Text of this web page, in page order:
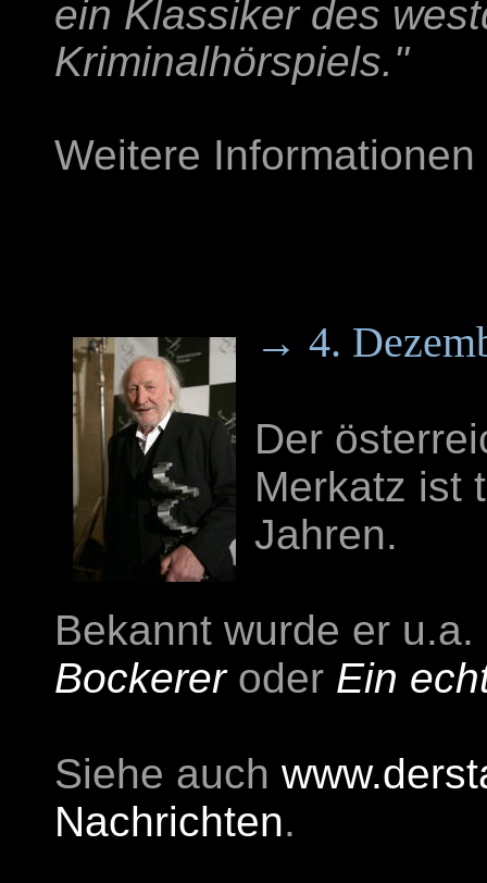
ein Klassiker des
Kriminalhörspiels."
Weitere
→ 4.
Der
Merkatz ist
Jahren.
Bekannt wurde er
Bockereroder Ein
Siehe auch
Nachrichten.